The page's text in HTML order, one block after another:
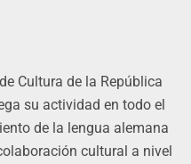
Cultura de la República
su actividad en todo el
de la lengua alemana
cultural a nivel